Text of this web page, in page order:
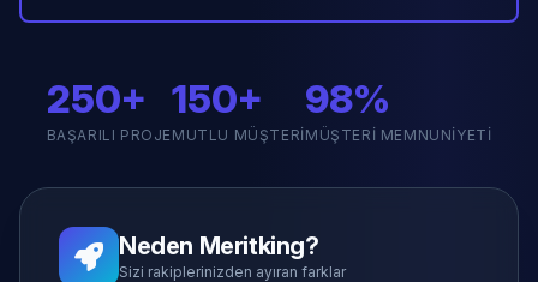
250+
BAŞARILI PROJE
150+
MUTLU MÜŞTERI
98%
MÜŞTERI MEMNUNIYETI
Neden Meritking?
Sizi rakiplerinizden ayıran farklar